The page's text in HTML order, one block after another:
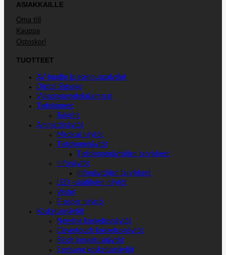
ASIAKKAILLE
Oma tili
Kauppa
Ostoskori
TUOTTEET
AV-huolto ja asennuspalvelut
Digital Signage
Videoneuvottelukamerat
Tietokoneet
Tabletit
Ammattinäytöt
Medical näytöt
Tietokonenäytöt
Tietokonenäyttöjen tarvikkeet
Infonäytöt
Infonäyttöjen tarvikkeet
LED -sisätilojen näytöt
Vestel
E-paper näyttö
Kosketusnäytöt
Newline kosketusnäytöt
Clevertouch kosketusnäytöt
Ricoh kosketusnäytöt
Samsung kosketusnäytöt